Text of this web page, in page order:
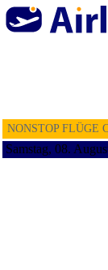
NONSTOP FLÜGE
Samstag, 08.